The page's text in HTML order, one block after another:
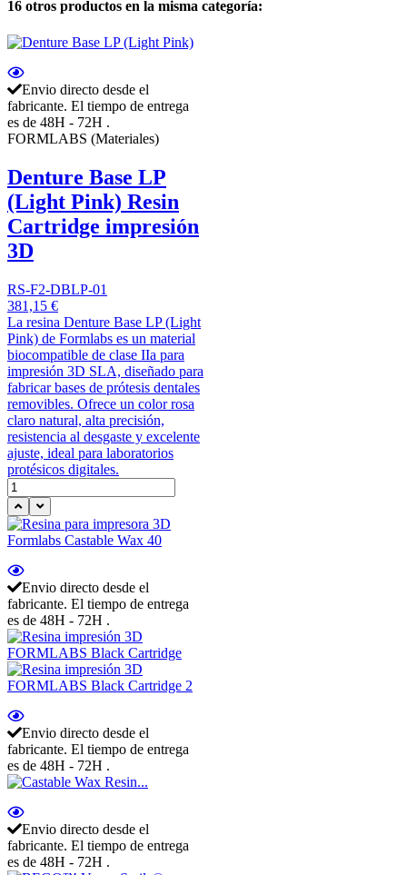
16 otros productos en la misma categoría:
Envio directo desde el
fabricante. El tiempo de entrega
es de 48H - 72H .
FORMLABS (Materiales)
Denture Base LP
(Light Pink) Resin
Cartridge impresión
3D
RS-F2-DBLP-01
381,15 €
La resina Denture Base LP (Light
Pink) de Formlabs es un material
biocompatible de clase IIa para
impresión 3D SLA, diseñado para
fabricar bases de prótesis dentales
removibles. Ofrece un color rosa
claro natural, alta precisión,
resistencia al desgaste y excelente
ajuste, ideal para laboratorios
protésicos digitales.
Envio directo desde el
fabricante. El tiempo de entrega
es de 48H - 72H .
Envio directo desde el
fabricante. El tiempo de entrega
es de 48H - 72H .
Envio directo desde el
fabricante. El tiempo de entrega
es de 48H - 72H .